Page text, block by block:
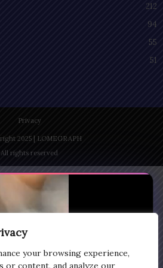
your browsing experience,
or content, and analyze our
212
94
55
51
Privacy
2025 | LOMEGRAPH
All rights reserved